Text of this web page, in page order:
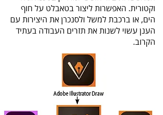
וקטורית. האפשרות ליצור בטאבלט על חוף
הים, או ברכבת למשל ולסנכרן את היצירות עם
הענן עשוי לשנות את תזרים העבודה בעתיד
הקרוב.